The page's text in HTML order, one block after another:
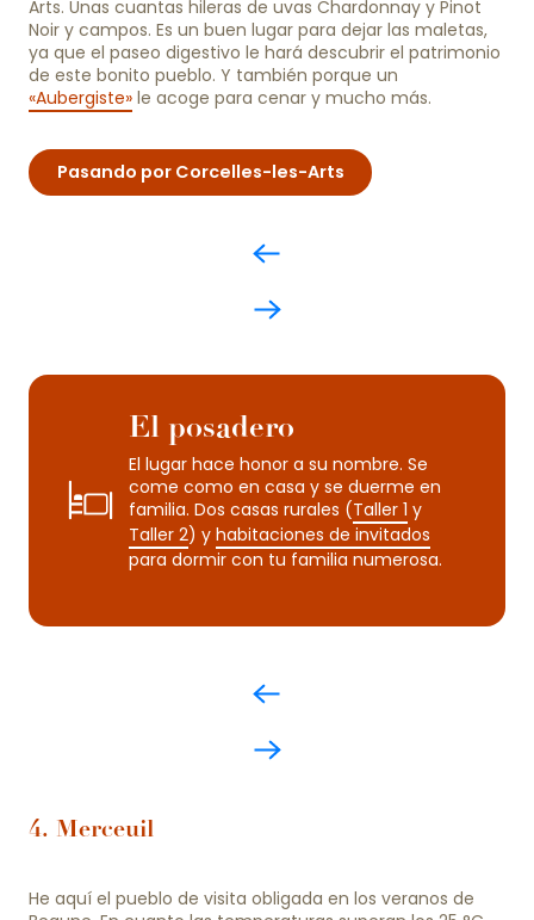
Arts. Unas cuantas hileras de uvas Chardonnay y Pinot
Noir y campos. Es un buen lugar para dejar las maletas,
ya que el paseo digestivo le hará descubrir el patrimonio
de este bonito pueblo. Y también porque un
«Aubergiste» le acoge para cenar y mucho más.
Pasando por Corcelles-les-Arts
El posadero
El lugar hace honor a su nombre. Se
come como en casa y se duerme en
familia. Dos casas rurales (Taller 1 y
Taller 2) y habitaciones de invitados
para dormir con tu familia numerosa.
4. Merceuil
He aquí el pueblo de visita obligada en los veranos de